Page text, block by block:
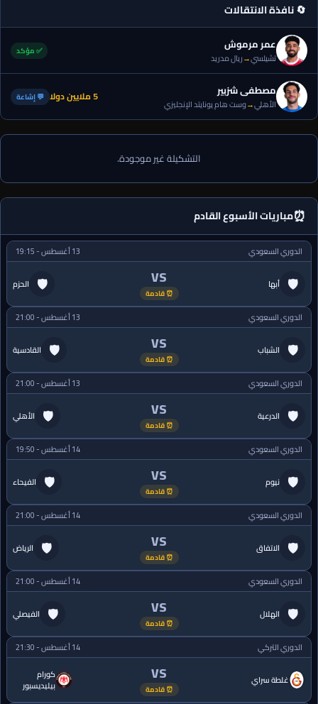
🔄 نافذة الانتقالات
عمر مرموش
تشيلسي→ريال مدريد
✅ مؤكد
مصطفى شزبير
الأهلي→وست هام يونايتد الإنجليزي 5 ملايين دولا 💬 إشاعة
التشكيلة غير موجودة.
⏰مباريات الأسبوع القادم
الدوري السعودي 13 أغسطس - 19:15
🛡 أبها VS
⏰ قادمة
الحزم 🛡
الدوري السعودي 13 أغسطس - 21:00
🛡 الشباب VS
⏰ قادمة
القادسية 🛡
الدوري السعودي 13 أغسطس - 21:00
🛡 الدرعية VS
⏰ قادمة
الأهلي 🛡
الدوري السعودي 14 أغسطس - 19:50
🛡 نيوم VS
⏰ قادمة
الفيحاء 🛡
الدوري السعودي 14 أغسطس - 21:00
🛡 الاتفاق VS
⏰ قادمة
الرياض 🛡
الدوري السعودي 14 أغسطس - 21:00
🛡 الهلال VS
⏰ قادمة
الفيصلي 🛡
الدوري التركي 14 أغسطس - 21:30
غلطة سراي VS
⏰ قادمة
كورام
بيليديسبور